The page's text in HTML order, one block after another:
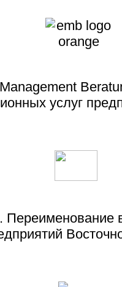
Management
услуг
. Переименование